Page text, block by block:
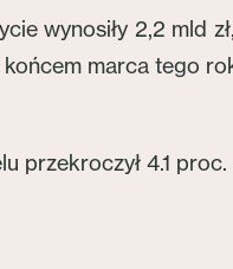
wynosiły 2,2 mld
marca tego
przekroczył 4.1 proc.